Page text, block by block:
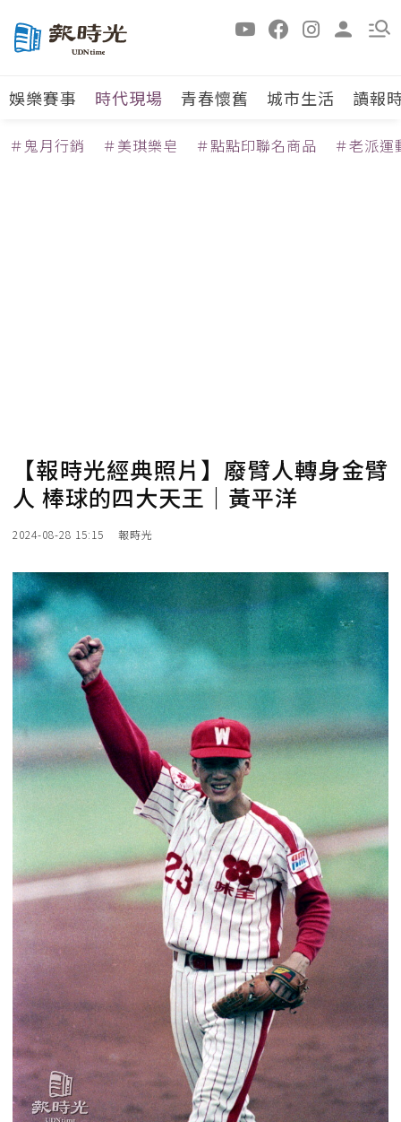
娛樂賽事 時代現場 青春懷舊 城市生活 讀報
＃鬼月行銷 ＃美琪樂皂 ＃點點印聯名商品 ＃老派運
【報時光經典照片】廢臂人轉身金臂
人 棒球的四大天王｜黃平洋
2024-08-28 15:15 報時光